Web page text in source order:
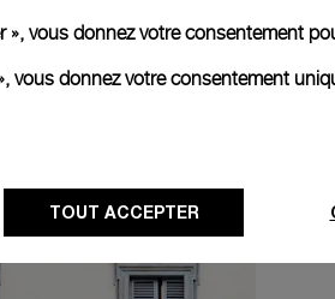
», vous donnez votre consentement
vous donnez votre consentement
TOUT ACCEPTER